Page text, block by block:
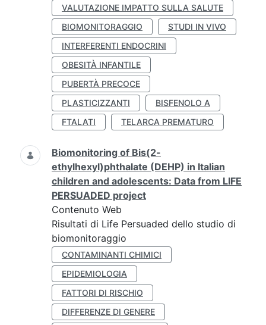
VALUTAZIONE IMPATTO SULLA SALUTE
BIOMONITORAGGIO
STUDI IN VIVO
INTERFERENTI ENDOCRINI
OBESITÀ INFANTILE
PUBERTÀ PRECOCE
PLASTICIZZANTI
BISFENOLO A
FTALATI
TELARCA PREMATURO
Biomonitoring of Bis(2-
ethylhexyl)phthalate (DEHP) in Italian
children and adolescents: Data from LIFE
PERSUADED project
Contenuto Web
Risultati di Life Persuaded dello studio di
biomonitoraggio
CONTAMINANTI CHIMICI
EPIDEMIOLOGIA
FATTORI DI RISCHIO
DIFFERENZE DI GENERE